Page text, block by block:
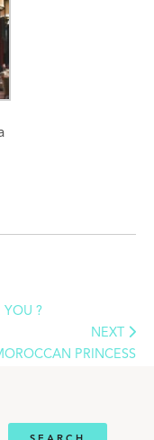
YOU ?
NEXT
PRINCESS